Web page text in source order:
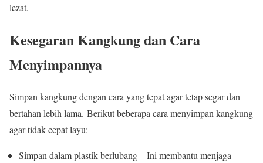
lezat.
Kesegaran Kangkung dan Cara
Menyimpannya
Simpan kangkung dengan cara yang tepat agar tetap segar dan
bertahan lebih lama. Berikut beberapa cara menyimpan kangkung
agar tidak cepat layu:
Simpan dalam plastik berlubang – Ini membantu menjaga